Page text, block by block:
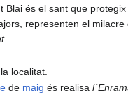
és el sant que protegix
representen el
.
localitat.
de maig és realisa